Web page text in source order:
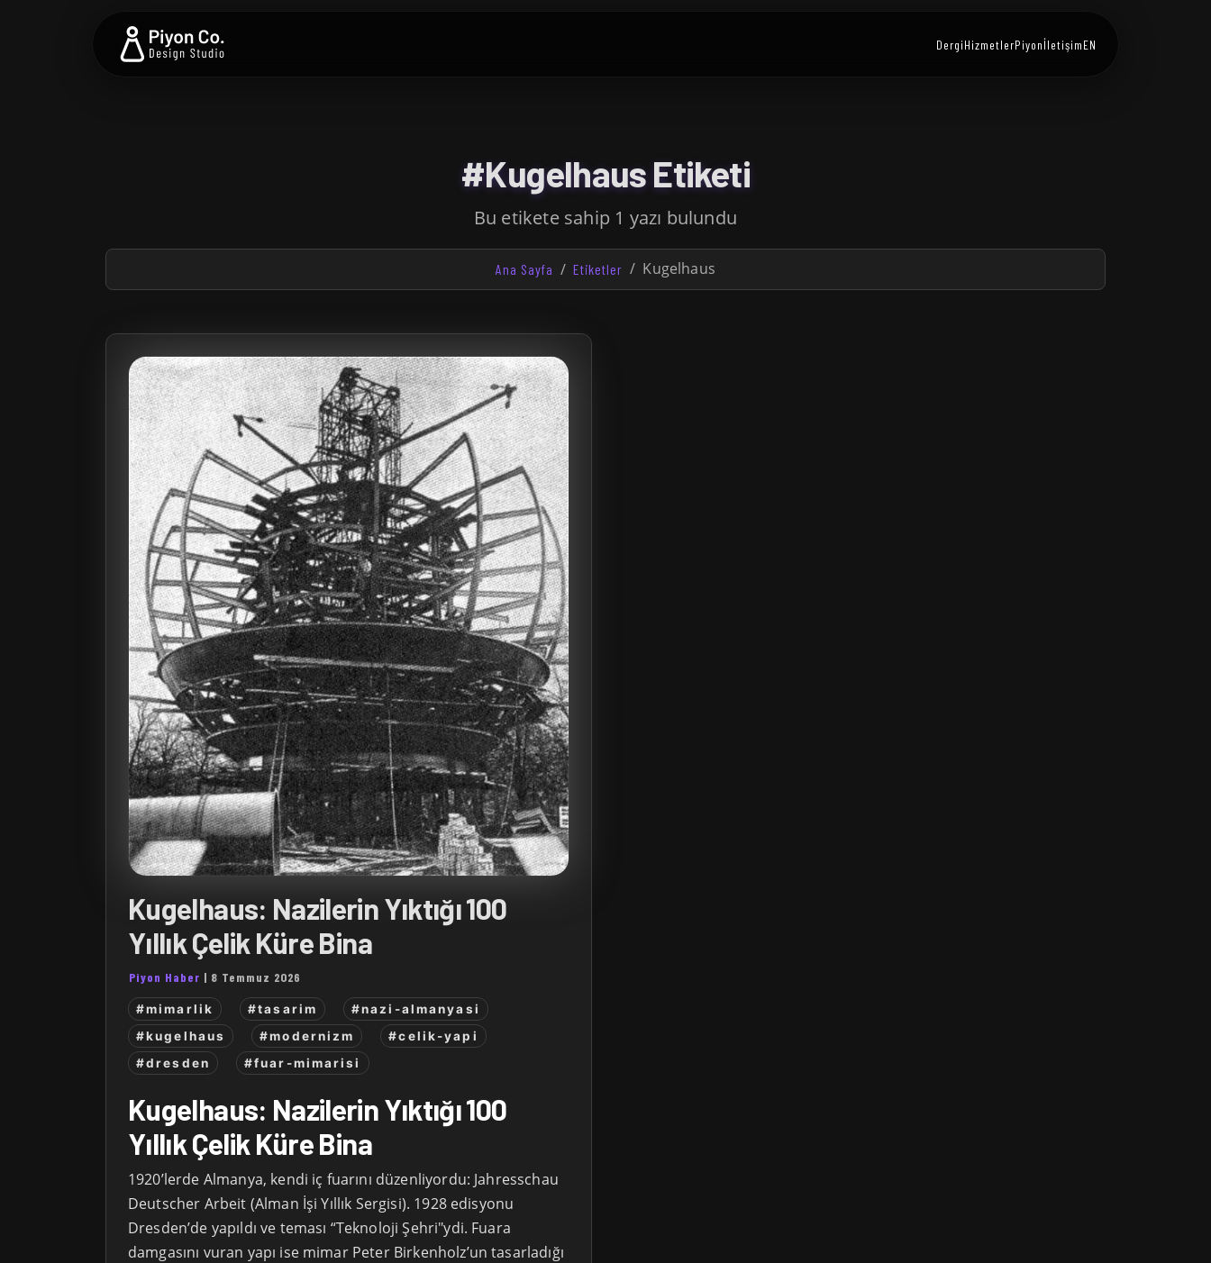
DergiHizmetlerPiyonİletişimEN
#Kugelhaus Etiketi
Bu etikete sahip 1 yazı bulundu
Ana Sayfa Etiketler Kugelhaus
Kugelhaus: Nazilerin Yıktığı 100
Yıllık Çelik Küre Bina
Piyon Haber | 8 Temmuz 2026
#mimarlik #tasarim
#nazi-almanyasi
#kugelhaus
#modernizm
#celik-yapi
#dresden
#fuar-mimarisi
Kugelhaus: Nazilerin Yıktığı 100
Yıllık Çelik Küre Bina
1920’lerde Almanya, kendi iç fuarını düzenliyordu: Jahresschau
Deutscher Arbeit (Alman İşi Yıllık Sergisi). 1928 edisyonu
Dresden’de yapıldı ve teması “Teknoloji Şehri"ydi. Fuara
damgasını vuran yapı ise mimar Peter Birkenholz’un tasarladığı